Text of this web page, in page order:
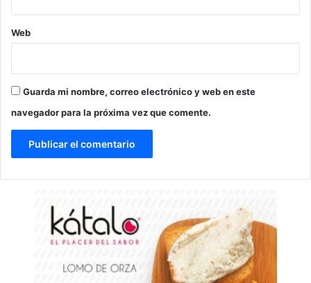
Web
Guarda mi nombre, correo electrónico y web en este
navegador para la próxima vez que comente.